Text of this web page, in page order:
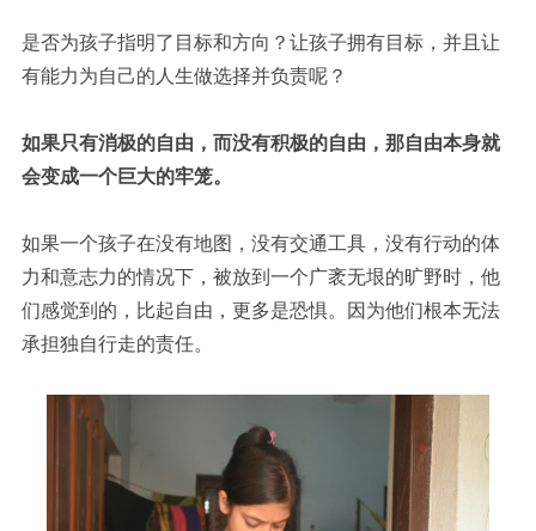
是否为孩子指明了目标和方向？让孩子拥有目标，并且让
有能力为自己的人生做选择并负责呢？
如果只有消极的自由，而没有积极的自由，那自由本身就
会变成一个巨大的牢笼。
如果一个孩子在没有地图，没有交通工具，没有行动的体
力和意志力的情况下，被放到一个广袤无垠的旷野时，他
们感觉到的，比起自由，更多是恐惧。因为他们根本无法
承担独自行走的责任。